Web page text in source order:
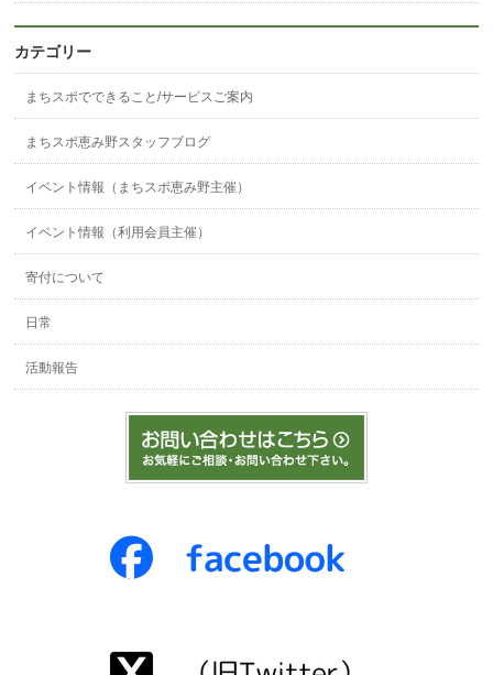
カテゴリー
まちスポでできること/サービスご案内
まちスポ恵み野スタッフブログ
イベント情報（まちスポ恵み野主催）
イベント情報（利用会員主催）
寄付について
日常
活動報告